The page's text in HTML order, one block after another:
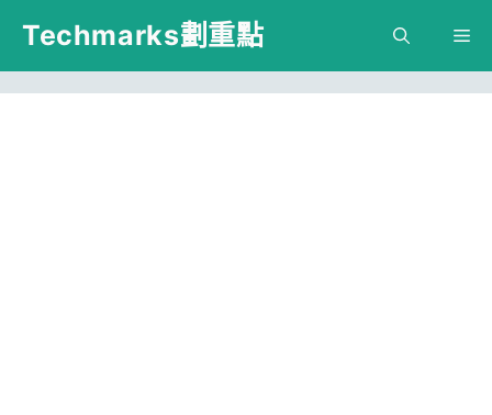
跳
主
Techmarks劃重點